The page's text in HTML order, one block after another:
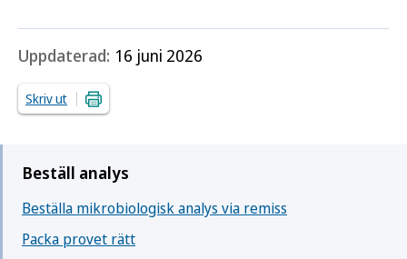
Uppdaterad: 16 juni 2026
Skriv ut
Beställ analys
Beställa mikrobiologisk analys via remiss
Packa provet rätt